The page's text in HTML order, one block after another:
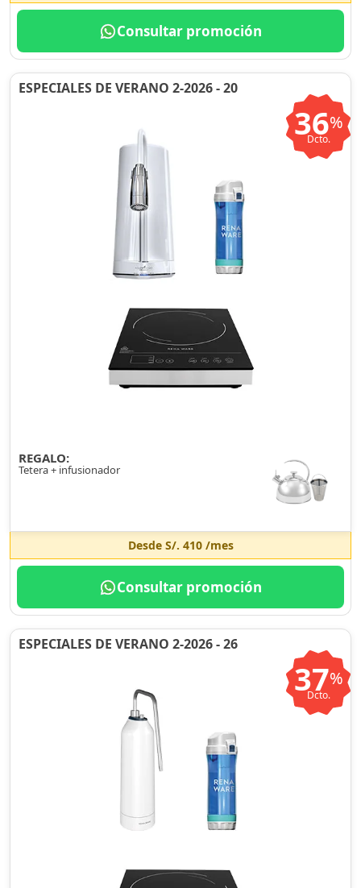
Consultar promoción
ESPECIALES DE VERANO 2-2026 - 20
36%
Dcto.
REGALO:
Tetera + infusionador
Desde S/. 410/mes
Consultar promoción
ESPECIALES DE VERANO 2-2026 - 26
37%
Dcto.